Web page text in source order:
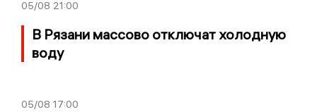
05/08 21:00
В Рязани массово отключат холодную
воду
05/08 17:00